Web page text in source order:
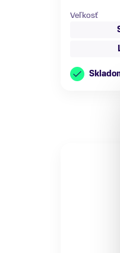
Veľkosť